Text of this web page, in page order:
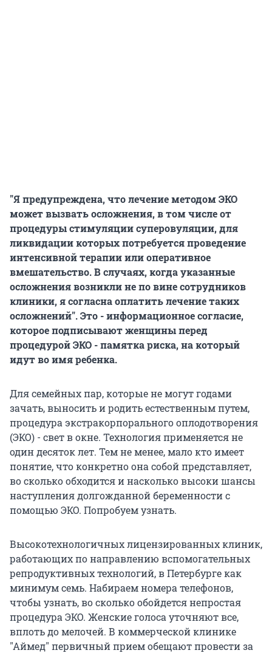
"Я предупреждена, что лечение методом ЭКО
может вызвать осложнения, в том числе от
процедуры стимуляции суперовуляции, для
ликвидации которых потребуется проведение
интенсивной терапии или оперативное
вмешательство. В случаях, когда указанные
осложнения возникли не по вине сотрудников
клиники, я согласна оплатить лечение таких
осложнений". Это - информационное согласие,
которое подписывают женщины перед
процедурой ЭКО - памятка риска, на который
идут во имя ребенка.
Для семейных пар, которые не могут годами
зачать, выносить и родить естественным путем,
процедура экстракорпорального оплодотворения
(ЭКО) - свет в окне. Технология применяется не
один десяток лет. Тем не менее, мало кто имеет
понятие, что конкретно она собой представляет,
во сколько обходится и насколько высоки шансы
наступления долгожданной беременности с
помощью ЭКО. Попробуем узнать.
Высокотехнологичных лицензированных клиник,
работающих по направлению вспомогательных
репродуктивных технологий, в Петербурге как
минимум семь. Набираем номера телефонов,
чтобы узнать, во сколько обойдется непростая
процедура ЭКО. Женские голоса уточняют все,
вплоть до мелочей. В коммерческой клинике
"Аймед" первичный прием обещают провести за